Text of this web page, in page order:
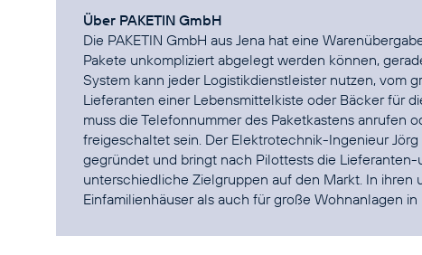
Über PAKETIN GmbH
Die PAKETIN GmbH aus Jena hat eine
Pakete unkompliziert abgelegt werden können,
System kann jeder Logistikdienstleister nutzen, vom
Lieferanten einer Lebensmittelkiste oder Bäcker für
muss die Telefonnummer des Paketkastens anrufen
freigeschaltet sein. Der Elektrotechnik-Ingenieur
gegründet und bringt nach Pilottests die
unterschiedliche Zielgruppen auf den Markt. In
Einfamilienhäuser als auch für große Wohnanlagen